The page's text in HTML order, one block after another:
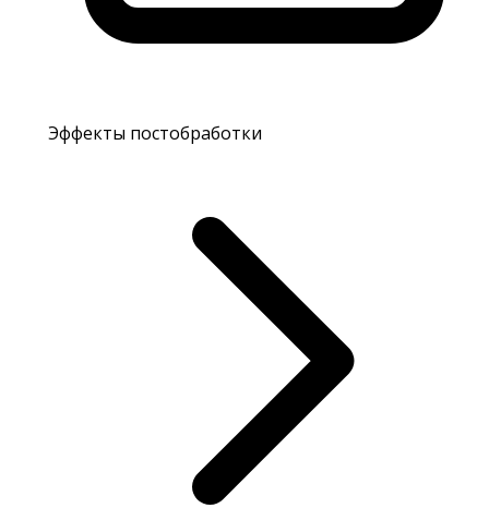
Эффекты постобработки